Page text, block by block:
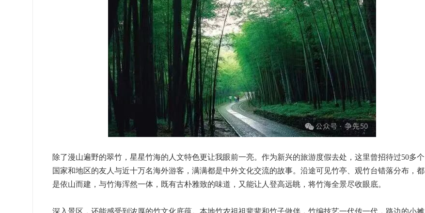
除了漫山遍野的翠竹，星星竹海的人文特色更让我眼前一亮。作为新兴的旅游度假去处，这里曾招待过50多个
国家和地区的友人与近十万名海外游客，满满都是中外文化交流的故事。沿途可见竹亭、观竹台错落分布，都
是依山而建，与竹海浑然一体，既有古朴雅致的味道，又能让人登高远眺，将竹海全景尽收眼底。
深入景区，还能感受到浓厚的竹文化底蕴。本地竹农祖祖辈辈和竹子做伴，竹编技艺一代传一代，路边的小摊